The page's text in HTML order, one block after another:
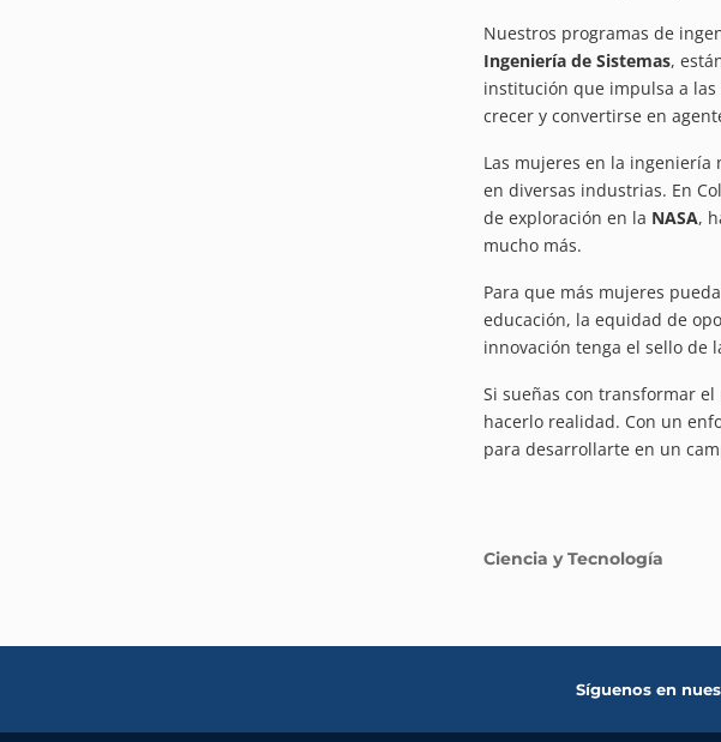
Nuestros programas de
Ingeniería de Sistemas,
institución que impulsa a
crecer y convertirse en
Las mujeres en la
en diversas industrias. En
de exploración en la NASA,
mucho más.
Para que más mujeres
educación, la equidad de
innovación tenga el sello de
Si sueñas con transformar
hacerlo realidad. Con un
para desarrollarte en un
Ciencia y Tecnología
Síguenos en